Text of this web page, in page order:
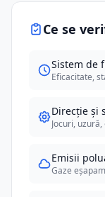
Ce se
Sistem de
Eficacitate,
Direcție și
Jocuri,
Emisii
Gaze